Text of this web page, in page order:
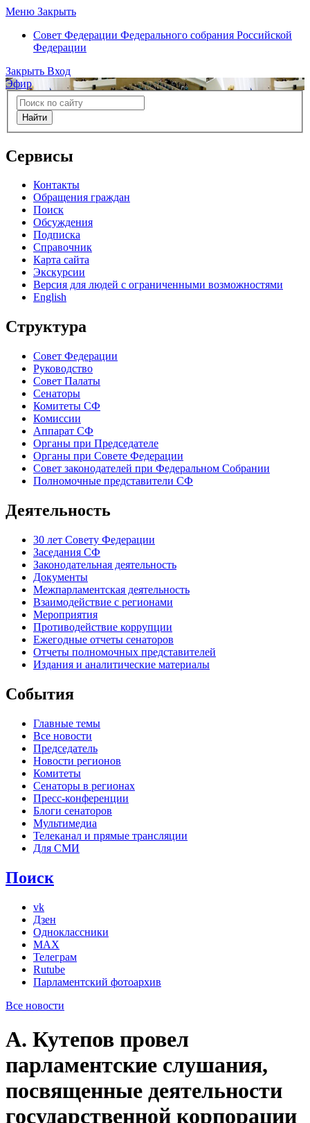
Меню Закрыть
Совет Федерации Федерального собрания Российской
Федерации
Закрыть Вход
Эфир
Найти
Сервисы
Контакты
Обращения граждан
Поиск
Обсуждения
Подписка
Справочник
Карта сайта
Экскурсии
Версия для людей с ограниченными возможностями
English
Структура
Совет Федерации
Руководство
Совет Палаты
Сенаторы
Комитеты СФ
Комиссии
Аппарат СФ
Органы при Председателе
Органы при Совете Федерации
Совет законодателей при Федеральном Собрании
Полномочные представители СФ
Деятельность
30 лет Совету Федерации
Заседания СФ
Законодательная деятельность
Документы
Межпарламентская деятельность
Взаимодействие с регионами
Мероприятия
Противодействие коррупции
Ежегодные отчеты сенаторов
Отчеты полномочных представителей
Издания и аналитические материалы
События
Главные темы
Все новости
Председатель
Новости регионов
Комитеты
Сенаторы в регионах
Пресс-конференции
Блоги сенаторов
Мультимедиа
Телеканал и прямые трансляции
Для СМИ
Поиск
vk
Дзен
Одноклассники
MAX
Телеграм
Rutube
Парламентский фотоархив
Все новости
А. Кутепов провел
парламентские слушания,
посвященные деятельности
государственной корпорации